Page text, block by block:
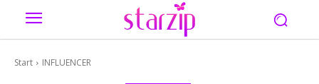
Start INFLUENCER